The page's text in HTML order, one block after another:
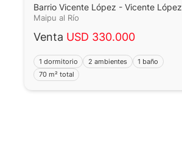
Barrio Vicente López - Vicente López
Maipu al Río
Venta USD 330.000
1 dormitorio 2 ambientes
1 baño
70 m² total